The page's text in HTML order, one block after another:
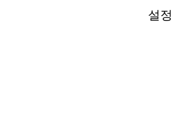
설정
설정